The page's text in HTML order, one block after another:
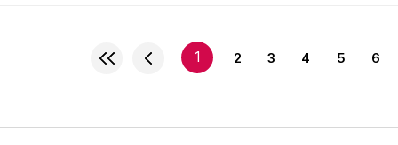
GS Trophy)'를 적용해
1 2 3 4 5 6